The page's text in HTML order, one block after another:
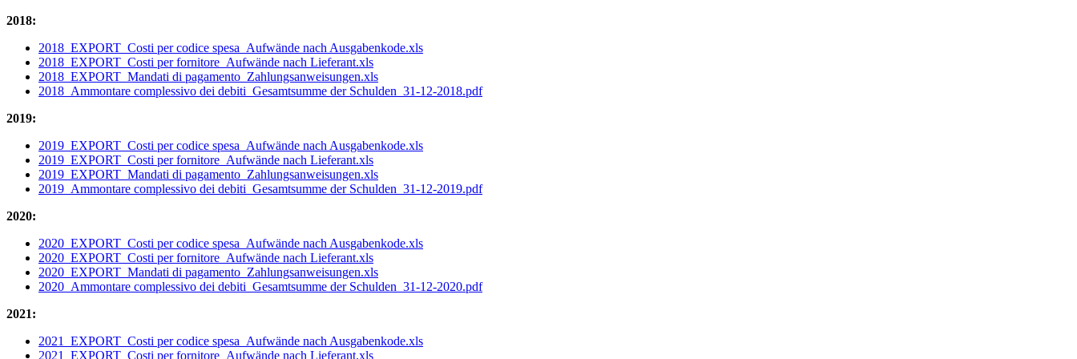
2018:
2018_EXPORT_Costi per codice spesa_Aufwände nach Ausgabenkode.xls
2018_EXPORT_Costi per fornitore_Aufwände nach Lieferant.xls
2018_EXPORT_Mandati di pagamento_Zahlungsanweisungen.xls
2018_Ammontare complessivo dei debiti_Gesamtsumme der Schulden_31-12-2018.pdf
2019:
2019_EXPORT_Costi per codice spesa_Aufwände nach Ausgabenkode.xls
2019_EXPORT_Costi per fornitore_Aufwände nach Lieferant.xls
2019_EXPORT_Mandati di pagamento_Zahlungsanweisungen.xls
2019_Ammontare complessivo dei debiti_Gesamtsumme der Schulden_31-12-2019.pdf
2020:
2020_EXPORT_Costi per codice spesa_Aufwände nach Ausgabenkode.xls
2020_EXPORT_Costi per fornitore_Aufwände nach Lieferant.xls
2020_EXPORT_Mandati di pagamento_Zahlungsanweisungen.xls
2020_Ammontare complessivo dei debiti_Gesamtsumme der Schulden_31-12-2020.pdf
2021:
2021_EXPORT_Costi per codice spesa_Aufwände nach Ausgabenkode.xls
2021_EXPORT_Costi per fornitore_Aufwände nach Lieferant.xls